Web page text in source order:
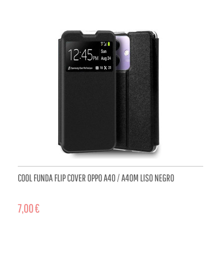
COOL FUNDA FLIP COVER OPPO A40 / A40M LISO NEGRO
7,00 €